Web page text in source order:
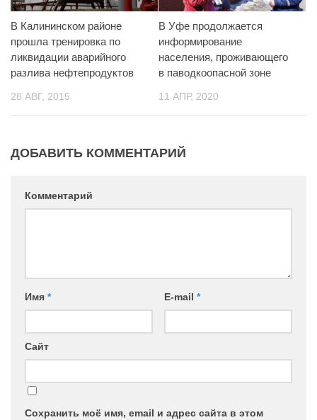
В Калининском районе
прошла тренировка по
ликвидации аварийного
разлива нефтепродуктов
28 АВГ, 2015
В Уфе продолжается
информирование
населения, проживающего
в паводкоопасной зоне
11 АПР, 2020
ДОБАВИТЬ КОММЕНТАРИЙ
Комментарий
Имя * E-mail *
Сайт
Сохранить моё имя, email и адрес сайта в этом